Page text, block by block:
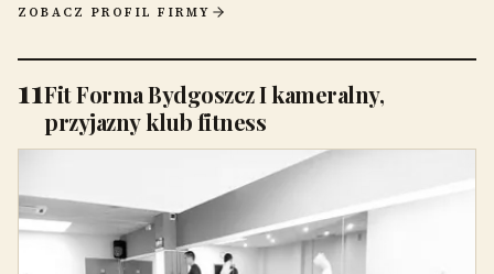
ZOBACZ PROFIL FIRMY
11Fit Forma Bydgoszcz I kameralny,
przyjazny klub fitness